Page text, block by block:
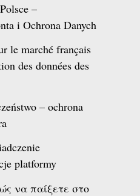
–
i Ochrona Danych
le marché français
des données des
– ochrona
platformy
να παίξετε στο